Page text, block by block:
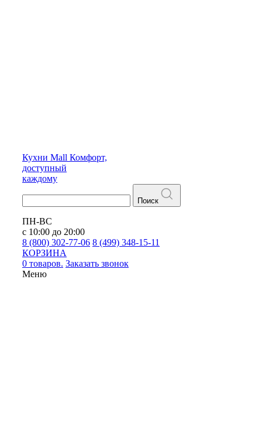
Кухни Mall Комфорт,
доступный
каждому
Поиск
ПН-ВС
с 10:00 до 20:00
8 (800) 302-77-06 8 (499) 348-15-11
КОРЗИНА
0 товаров. Заказать звонок
Меню